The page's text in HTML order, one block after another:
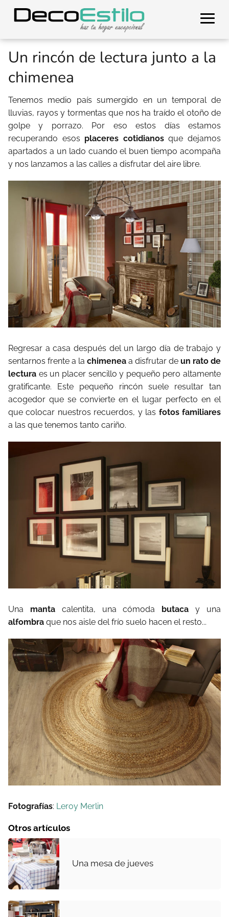
Un rincón de lectura junto a la
chimenea
Tenemos medio país sumergido en un temporal de
lluvias, rayos y tormentas que nos ha traído el otoño de
golpe y porrazo. Por eso estos días estamos
recuperando esos placeres cotidianosque dejamos
apartados a un lado cuando el buen tiempo acompaña
y nos lanzamos a las calles a disfrutar del aire libre.
Regresar a casa después del un largo día de trabajo y
sentarnos frente a la chimenea a disfrutar de un rato de
lectura es un placer sencillo y pequeño pero altamente
gratificante. Este pequeño rincón suele resultar tan
acogedor que se convierte en el lugar perfecto en el
que colocar nuestros recuerdos, y las fotos familiares
a las que tenemos tanto cariño.
Una manta calentita, una cómoda butacay una
alfombra que nos aisle del frío suelo hacen el resto...
Fotografías: Leroy Merlin
Otros artículos
Una mesa de jueves